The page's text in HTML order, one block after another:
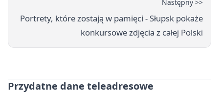
Następny >>
Portrety, które zostają w pamięci - Słupsk pokaże
konkursowe zdjęcia z całej Polski
Przydatne dane teleadresowe